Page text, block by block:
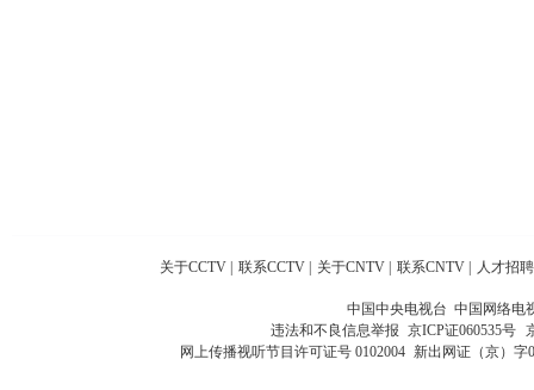
关于CCTV 联系CCTV 关于CNTV 联系CNTV 人才招聘
中国中央电视台 中国网络电
违法和不良信息举报 京ICP证060535号
网上传播视听节目许可证号 0102004 新出网证（京）